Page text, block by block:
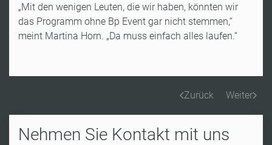
„Mit den wenigen Leuten, die wir haben, könnten wir
das Programm ohne Bp Event gar nicht stemmen,“
meint Martina Horn. „Da muss einfach alles laufen.“
Zurück Weiter
Nehmen Sie Kontakt mit uns